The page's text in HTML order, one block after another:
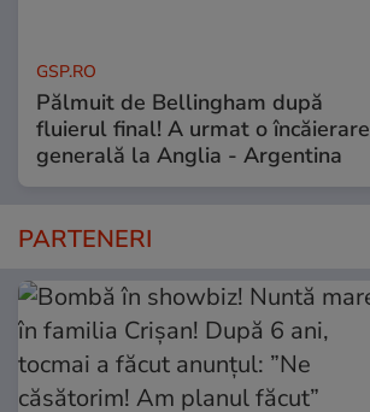
GSP.RO
Pălmuit de Bellingham după
fluierul final! A urmat o încăierare
generală la Anglia - Argentina
PARTENERI